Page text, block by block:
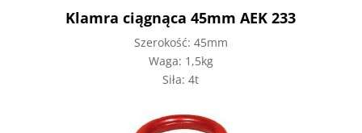
Klamra ciągnąca 45mm AEK 233
Szerokość: 45mm
Waga: 1,5kg
Siła: 4t